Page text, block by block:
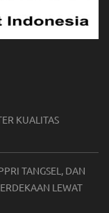
KUALITAS
TANGSEL, DAN
LEWAT